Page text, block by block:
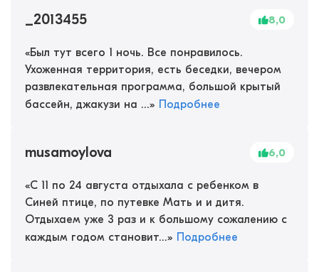
_2013455 8,0
«Был тут всего 1 ночь. Все понравилось.
Ухоженная территория, есть беседки, вечером
развлекательная программа, большой крытый
бассейн, джакузи на ...» Подробнее
musamoylova 6,0
«С 11 по 24 августа отдыхала с ребенком в
Синей птице, по путевке Мать и и дитя.
Отдыхаем уже 3 раз и к большому сожалению с
каждым годом становит...» Подробнее